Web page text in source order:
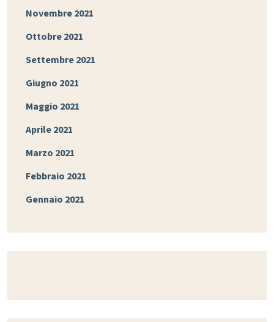
Novembre 2021
Ottobre 2021
Settembre 2021
Giugno 2021
Maggio 2021
Aprile 2021
Marzo 2021
Febbraio 2021
Gennaio 2021